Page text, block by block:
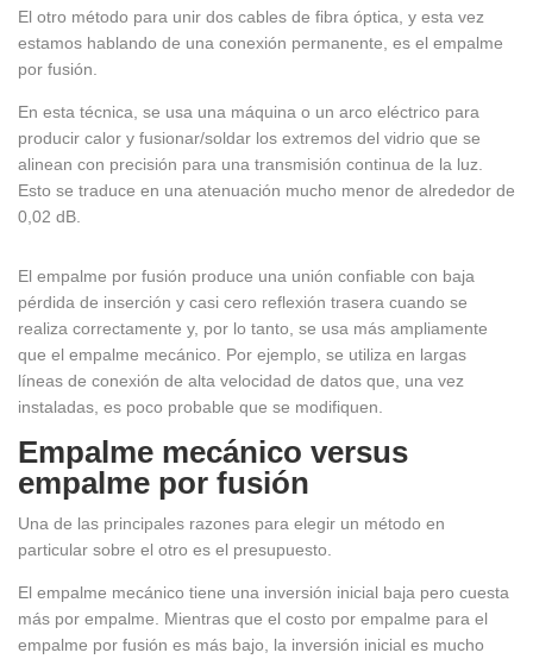
El otro método para unir dos cables de fibra óptica, y esta vez
estamos hablando de una conexión permanente, es el empalme
por fusión.
En esta técnica, se usa una máquina o un arco eléctrico para
producir calor y fusionar/soldar los extremos del vidrio que se
alinean con precisión para una transmisión continua de la luz.
Esto se traduce en una atenuación mucho menor de alrededor de
0,02 dB.
El empalme por fusión produce una unión confiable con baja
pérdida de inserción y casi cero reflexión trasera cuando se
realiza correctamente y, por lo tanto, se usa más ampliamente
que el empalme mecánico. Por ejemplo, se utiliza en largas
líneas de conexión de alta velocidad de datos que, una vez
instaladas, es poco probable que se modifiquen.
Empalme mecánico versus
empalme por fusión
Una de las principales razones para elegir un método en
particular sobre el otro es el presupuesto.
El empalme mecánico tiene una inversión inicial baja pero cuesta
más por empalme. Mientras que el costo por empalme para el
empalme por fusión es más bajo, la inversión inicial es mucho